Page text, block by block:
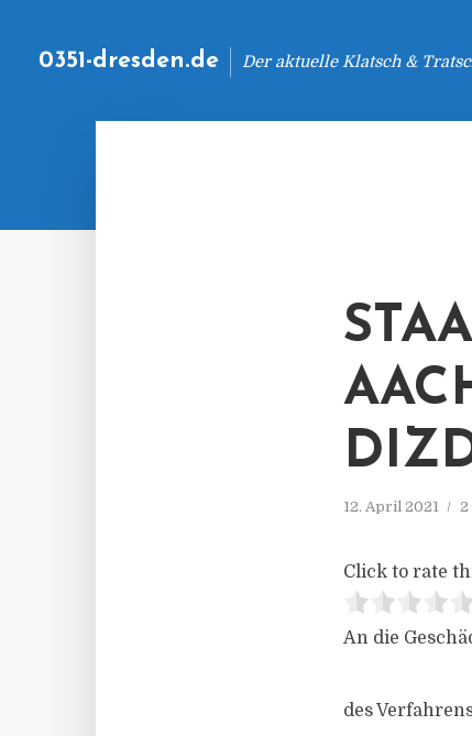
0351-dresden.de Der aktuelle Klatsch &
12. April 2021 2
Click to rate
An die
des